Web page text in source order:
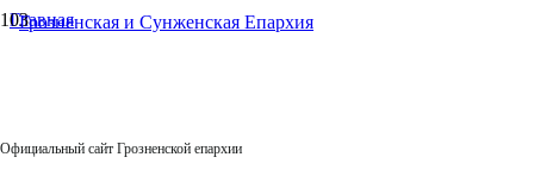
Официальный сайт Грозненской епархии
Главная
18.01.2026